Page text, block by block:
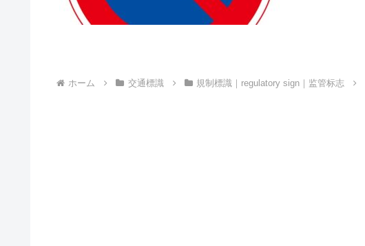
ホーム 交通標識 規制標識｜regulatory sign｜监管标志